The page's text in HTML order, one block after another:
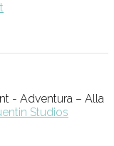
- Adventura – Alla
Studios